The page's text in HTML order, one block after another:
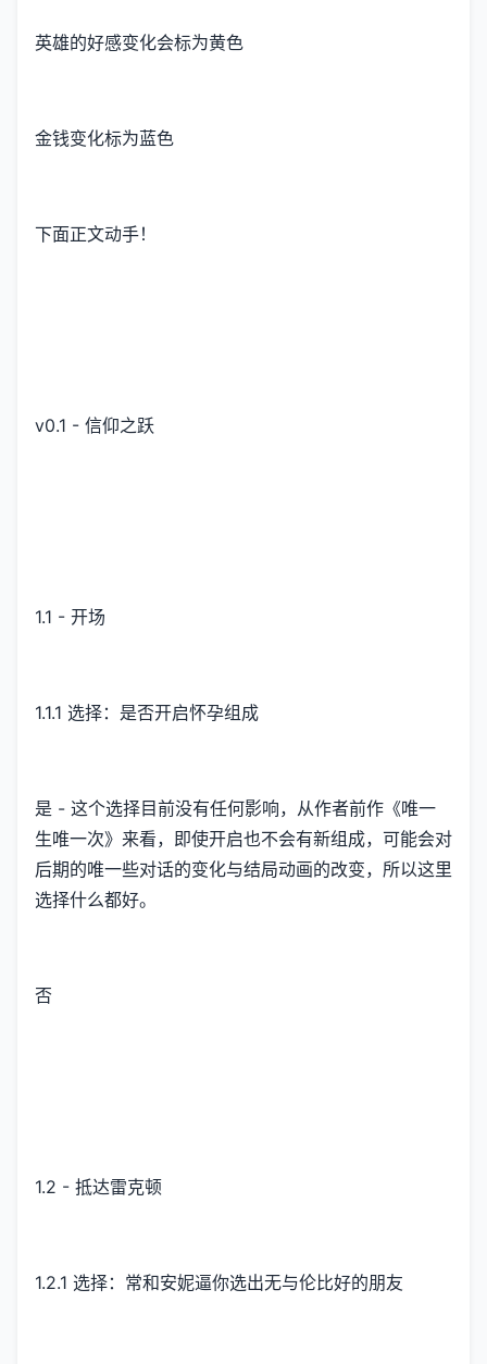
英雄的好感变化会标为黄色
金钱变化标为蓝色
下面正文动手！
v0.1 - 信仰之跃
1.1 - 开场
1.1.1 选择：是否开启怀孕组成
是 - 这个选择目前没有任何影响，从作者前作《唯一
生唯一次》来看，即使开启也不会有新组成，可能会对
后期的唯一些对话的变化与结局动画的改变，所以这里
选择什么都好。
否
1.2 - 抵达雷克顿
1.2.1 选择：常和安妮逼你选出无与伦比好的朋友